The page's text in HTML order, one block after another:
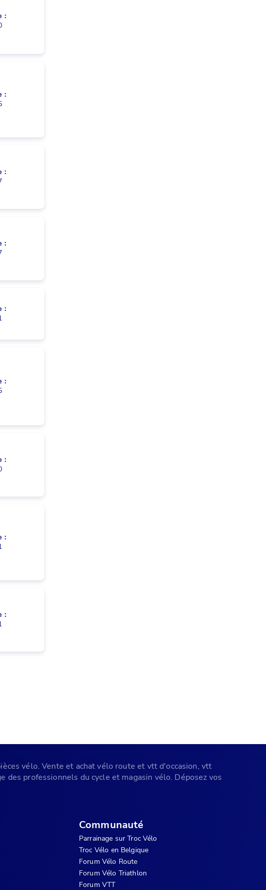
:
:
:
:
:
:
:
:
:
vélo. Vente et achat vélo route et vtt d'occasion, vtt
professionnels du cycle et magasin vélo. Déposez vos
Communauté
Parrainage sur Troc Vélo
Troc Vélo en Belgique
Forum Vélo Route
Forum Vélo Triathlon
Forum VTT